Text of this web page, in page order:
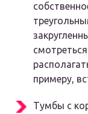
примеру,
Тумбы с